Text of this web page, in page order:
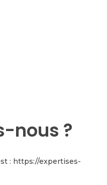
nous ?
: https://expertises-